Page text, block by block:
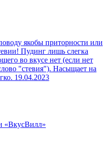
якобы приторности или
Пудинг лишь слегка
во вкусе нет (если нет
"стевия"). Насыщает на
19.04.2023